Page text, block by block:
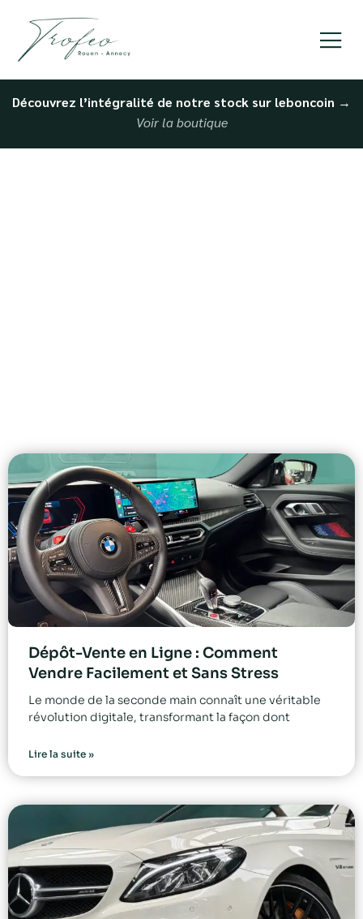
Découvrez l’intégralité de notre stock sur leboncoin →
Voir la boutique
Dépôt-Vente en Ligne : Comment
Vendre Facilement et Sans Stress
Le monde de la seconde main connaît une véritable
révolution digitale, transformant la façon dont
Lire la suite »